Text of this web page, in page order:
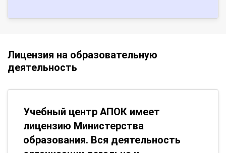
Лицензия на образовательную
деятельность
Учебный центр АПОК имеет
лицензию Министерства
образования. Вся деятельность